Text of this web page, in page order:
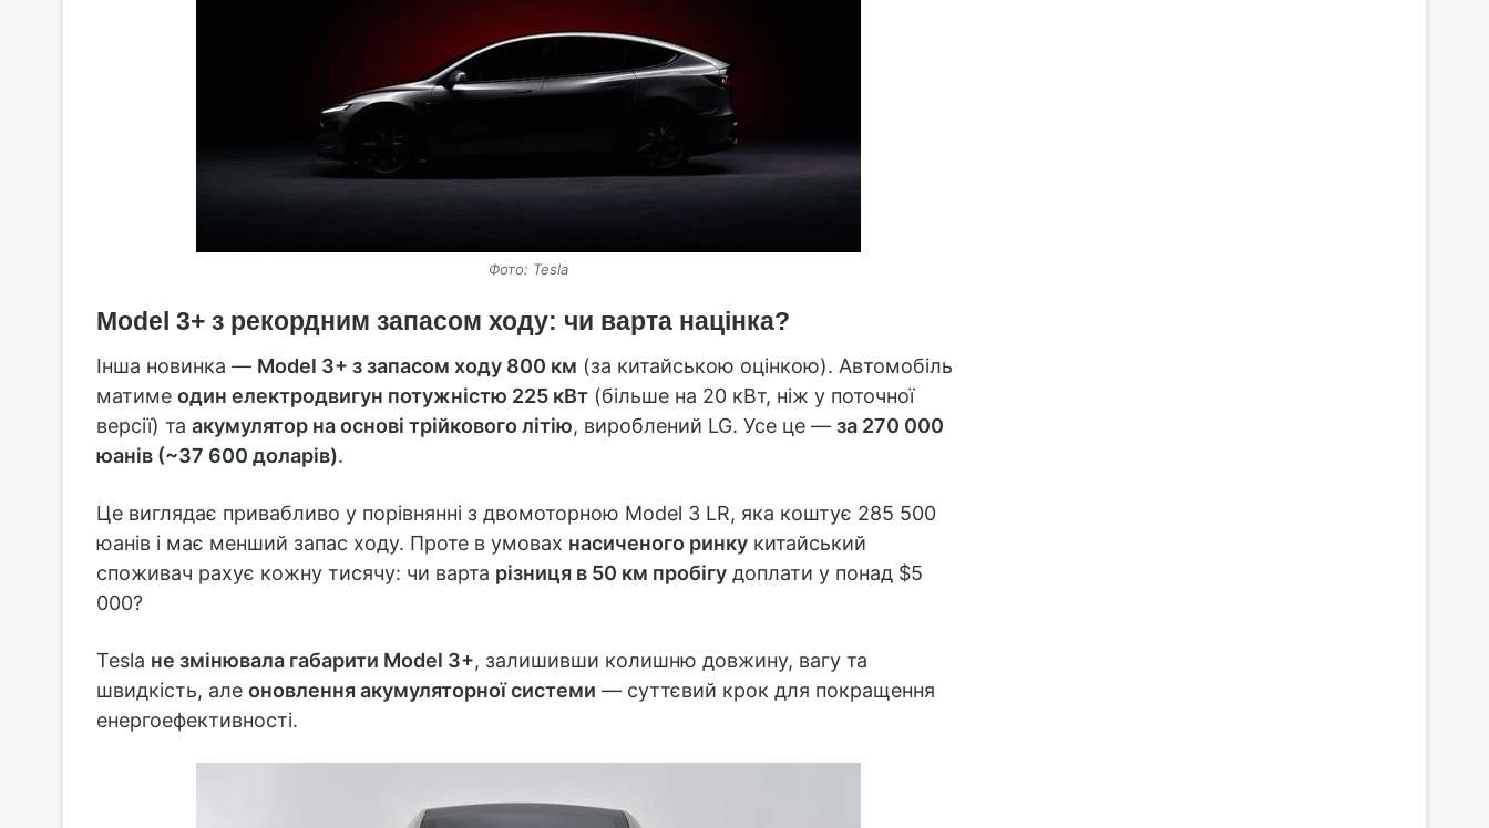
Фото: Tesla
Model 3+ з рекордним запасом ходу: чи варта націнка?
Інша новинка — Model 3+ з запасом ходу 800 км (за китайською оцінкою). Автомобіль
матиме один електродвигун потужністю 225 кВт (більше на 20 кВт, ніж у поточної
версії) та акумулятор на основі трійкового літію, вироблений LG. Усе це — за 270 000
юанів (~37 600 доларів).
Це виглядає привабливо у порівнянні з двомоторною Model 3 LR, яка коштує 285 500
юанів і має менший запас ходу. Проте в умовах насиченого ринку китайський
споживач рахує кожну тисячу: чи варта різниця в 50 км пробігу доплати у понад $5
000?
Tesla не змінювала габарити Model 3+, залишивши колишню довжину, вагу та
швидкість, але оновлення акумуляторної системи — суттєвий крок для покращення
енергоефективності.